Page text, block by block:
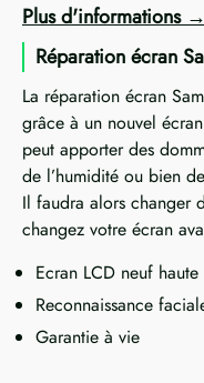
Plus d'informations
Réparation écran
La réparation écran
grâce à un nouvel
peut apporter des
de l’humidité ou bien
Il faudra alors changer
changez votre écran
Ecran LCD neuf
Reconnaissance
Garantie à vie